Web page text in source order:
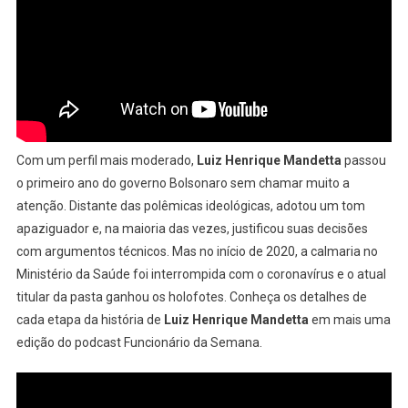
Com um perfil mais moderado, Luiz Henrique Mandetta passou
o primeiro ano do governo Bolsonaro sem chamar muito a
atenção. Distante das polêmicas ideológicas, adotou um tom
apaziguador e, na maioria das vezes, justificou suas decisões
com argumentos técnicos. Mas no início de 2020, a calmaria no
Ministério da Saúde foi interrompida com o coronavírus e o atual
titular da pasta ganhou os holofotes. Conheça os detalhes de
cada etapa da história de Luiz Henrique Mandetta em mais uma
edição do podcast Funcionário da Semana.